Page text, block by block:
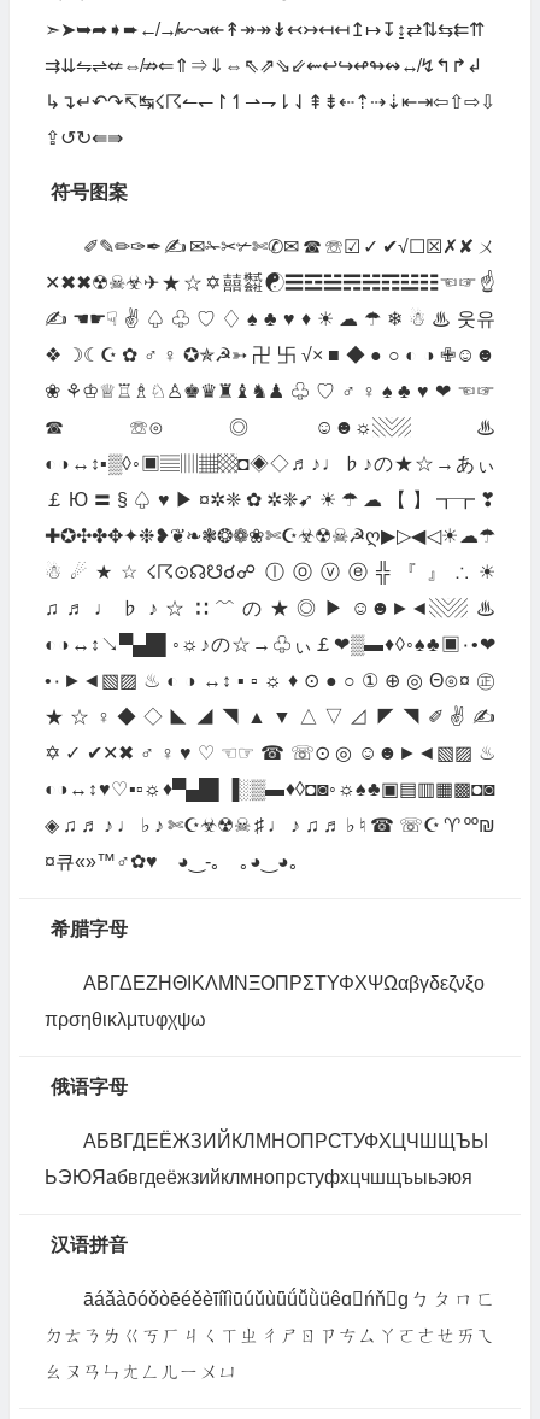
➣➤➥➦➧➨↚↛↜↝↞↟↠↠↡↢↣↤↤↥↦↧↨⇄⇅⇆⇇⇈
⇉⇊⇋⇌⇍⇎⇏⇐⇑⇒⇓⇔⇖⇗⇘⇙⇜↩↪↫↬↭↮↯↰↱↲
↳↴↵↶↷↸↹☇☈↼↽↾↿⇀⇁⇂⇃⇞⇟⇠⇡⇢⇣⇤⇥⇦⇧⇨⇩
⇪↺↻⇚⇛
符号图案
✐✎✏✑✒✍✉✁✂✃✄✆✉☎☏☑✓✔√☐☒✗✘ㄨ
✕✖✖☢☠☣✈★☆✡囍㍿☯☰☲☱☴☵☶☳☷☜☞☝
✍☚☛☟✌♤♧♡♢♠♣♥♦☀☁☂❄☃♨웃유
❖☽☾☪✿♂♀✪✯☭➳卍卐√×■◆●○◐◑✙☺☻
❀⚘♔♕♖♗♘♙♚♛♜♝♞♟♧♡♂♀♠♣♥❤☜☞
☎☏⊙◎☺☻☼▧▨♨
◐◑↔↕▪▒◊◦▣▤▥▦▩◘◈◇♬♪♩♭♪の★☆→あぃ
￡Ю〓§♤♥▶¤✲❈✿✲❈➹☀☂☁【】┱┲❣
✚✪✣✤✥✦❉❥❦❧❃❂❁❀✄☪☣☢☠☭ღ▶▷◀◁☀☁☂
☃☄★☆☇☈⊙☊☋☌☍ⓛⓞⓥⓔ╬『』∴☀
♫♬♩♭♪☆∷﹌の★◎▶☺☻►◄▧▨♨
◐◑↔↕↘▀▄█▌◦☼♪の☆→♧ぃ￡❤▒▬♦◊◦♠♣▣۰•❤
•۰►◄▧▨♨◐◑↔↕▪▫☼♦⊙●○①⊕◎Θ⊙¤㊣
★☆♀◆◇◣◢◥▲▼△▽⊿◤◥✐✌✍
✡✓✔✕✖♂♀♥♡☜☞☎☏⊙◎☺☻►◄▧▨♨
◐◑↔↕♥♡▪▫☼♦▀▄█▌▐░▒▬♦◊◘◙◦☼♠♣▣▤▥▦▩◘◙
◈♫♬♪♩♭♪✄☪☣☢☠♯♩♪♫♬♭♮☎☏☪♈ºº₪
¤큐«»™♂✿♥ ◕‿-｡ ｡◕‿◕｡
希腊字母
ΑΒΓΔΕΖΗΘΙΚΛΜΝΞΟΠΡΣΤΥΦΧΨΩαβγδεζνξο
πρσηθικλμτυφχψω
俄语字母
АБВГДЕЁЖЗИЙКЛМНОПРСТУФХЦЧШЩЪЫ
ЬЭЮЯабвгдеёжзийклмнопрстуфхцчшщъыьэюя
汉语拼音
āáǎàōóǒòēéěèīíǐìūúǔùǖǘǚǜüêɑńňɡㄅㄆㄇㄈ
ㄉㄊㄋㄌㄍㄎㄏㄐㄑㄒㄓㄔㄕㄖㄗㄘㄙㄚㄛㄜㄝㄞㄟ
ㄠㄡㄢㄣㄤㄥㄦㄧㄨㄩ